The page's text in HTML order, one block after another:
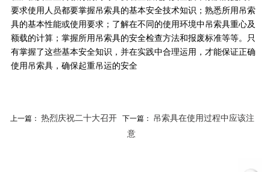
要求使用人员都要掌握吊索具的基本安全技术知识；熟悉所用吊索
具的基本性能或使用要求；了解在不同的使用环境中吊索具重心及
额载的计算；掌握所用吊索具的安全检查方法和报废标准等等。只
有掌握了这些基本安全知识，并在实践中合理运用，才能保证正确
使用吊索具，确保起重吊运的安全
上一篇： 热烈庆祝二十大召开 下一篇：
吊索具在使用过程中应该注
意